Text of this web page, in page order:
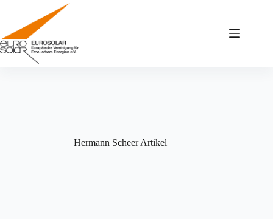
springen
Hermann Scheer Artikel